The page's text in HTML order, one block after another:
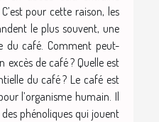
pour cette raison, les
le plus souvent, une
du café. Comment peut-
excès de café ? Quelle est
du café ? Le café est
l’organisme humain. Il
phénoliques qui jouent